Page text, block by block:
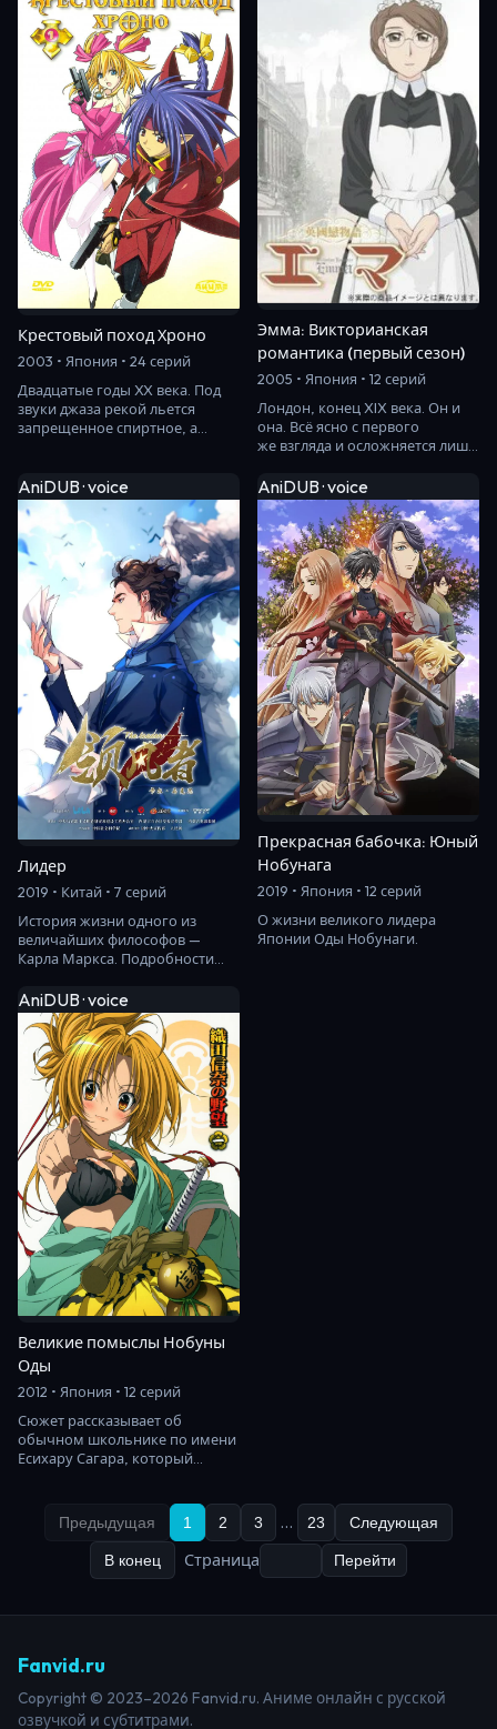
Крестовый поход Хроно
2003 • Япония • 24 серий
Двадцатые годы XX века. Под
звуки джаза рекой льется
запрещенное спиртное, а
Эмма: Викторианская
романтика (первый сезон)
2005 • Япония • 12 серий
Лондон, конец XIX века. Он и
она. Всё ясно с первого
же взгляда и осложняется лишь
наследник…
AniDUB · voice
Лидер
2019 • Китай • 7 серий
История жизни одного из
величайших философов —
Карла Маркса. Подробности
с Фридрихом Энгель…
AniDUB · voice
Прекрасная бабочка: Юный
Нобунага
2019 • Япония • 12 серий
О жизни великого лидера
Японии Оды Нобунаги.
AniDUB · voice
Великие помыслы Нобуны
Оды
2012 • Япония • 12 серий
Сюжет рассказывает об
обычном школьнике по имени
Есихару Сагара, который
Предыдущая
1 2 3 … 23 Следующая
В конец Страница Перейти
Fanvid.ru
Copyright © 2023–2026 Fanvid.ru. Аниме онлайн с русской
озвучкой и субтитрами.